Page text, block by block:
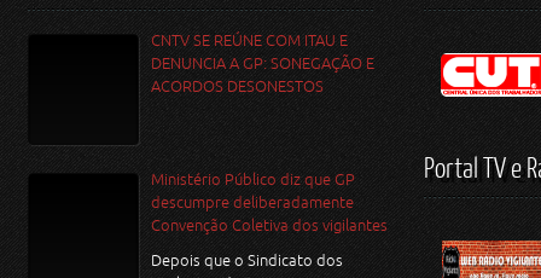
CNTV SE REÚNE COM ITAU E
DENUNCIA A GP: SONEGAÇÃO E
ACORDOS DESONESTOS
Ministério Público diz que GP
descumpre deliberadamente
Convenção Coletiva dos vigilantes
Depois que o Sindicato dos
Portal TV e